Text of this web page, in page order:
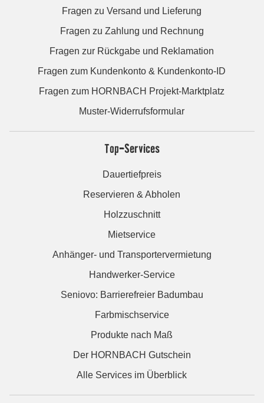
Fragen zu Versand und Lieferung
Fragen zu Zahlung und Rechnung
Fragen zur Rückgabe und Reklamation
Fragen zum Kundenkonto & Kundenkonto-ID
Fragen zum HORNBACH Projekt-Marktplatz
Muster-Widerrufsformular
Top-Services
Dauertiefpreis
Reservieren & Abholen
Holzzuschnitt
Mietservice
Anhänger- und Transportervermietung
Handwerker-Service
Seniovo: Barrierefreier Badumbau
Farbmischservice
Produkte nach Maß
Der HORNBACH Gutschein
Alle Services im Überblick